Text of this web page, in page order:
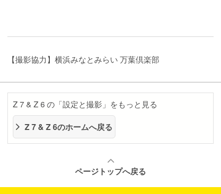
【撮影協力】横浜みなとみらい 万葉倶楽部
Z 7 & Z 6 の「設定と撮影」をもっと見る
Z 7 & Z 6のホームへ戻る
ページトップへ戻る